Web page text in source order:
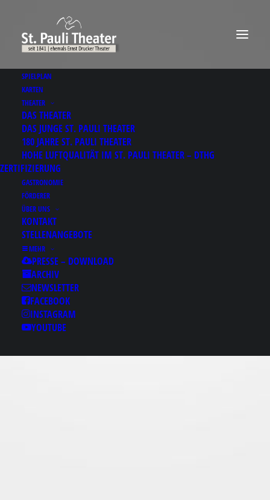
SPIELPLAN
KARTEN
THEATER
DAS THEATER
DAS JUNGE ST. PAULI THEATER
180 JAHRE ST. PAULI THEATER
HOHE LUFTQUALITÄT IM ST. PAULI THEATER – DTHG
ZERTIFIZIERUNG
GASTRONOMIE
FÖRDERER
ÜBER UNS
KONTAKT
STELLENANGEBOTE
MEHR
PRESSE – DOWNLOAD
ARCHIV
NEWSLETTER
FACEBOOK
INSTAGRAM
YOUTUBE
Results for: 당산안마ㅷ
bamje1、c0ｍ 당산출
장건마✗당산핸플♬당
산스파 당산출장안마